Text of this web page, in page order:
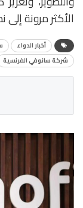
الأكثر مرونة إلى
أخبار الدواء
شركة سانوفي الفرنسية